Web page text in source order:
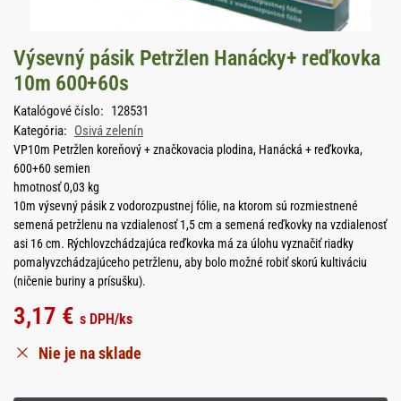
Výsevný pásik Petržlen Hanácky+ reďkovka
10m 600+60s
Katalógové číslo: 128531
Kategória: Osivá zelenín
VP10m Petržlen koreňový + značkovacia plodina, Hanácká + reďkovka,
600+60 semien
hmotnosť 0,03 kg
10m výsevný pásik z vodorozpustnej fólie, na ktorom sú rozmiestnené
semená petržlenu na vzdialenosť 1,5 cm a semená reďkovky na vzdialenosť
asi 16 cm. Rýchlovzchádzajúca reďkovka má za úlohu vyznačiť riadky
pomalyvzchádzajúceho petržlenu, aby bolo možné robiť skorú kultiváciu
(ničenie buriny a prísušku).
3,17 € s DPH/ks
Nie je na sklade